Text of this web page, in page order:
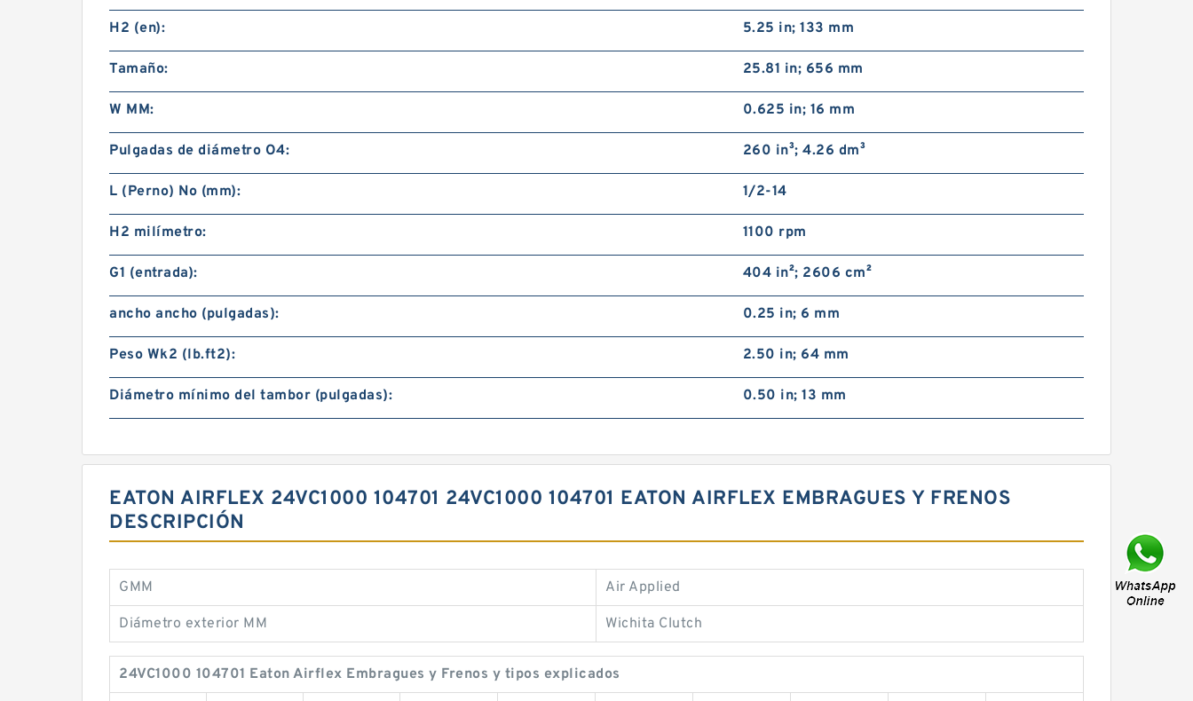
H2 (en): 5.25 in; 133 mm
Tamaño: 25.81 in; 656 mm
W MM: 0.625 in; 16 mm
Pulgadas de diámetro O4: 260 in³; 4.26 dm³
L (Perno) No (mm): 1/2-14
H2 milímetro: 1100 rpm
G1 (entrada): 404 in²; 2606 cm²
ancho ancho (pulgadas): 0.25 in; 6 mm
Peso Wk2 (lb.ft2): 2.50 in; 64 mm
Diámetro mínimo del tambor (pulgadas): 0.50 in; 13 mm
EATON AIRFLEX 24VC1000 104701 24VC1000 104701 EATON AIRFLEX EMBRAGUES Y FRENOS
DESCRIPCIÓN
GMM Air Applied
Diámetro exterior MM Wichita Clutch
24VC1000 104701 Eaton Airflex Embragues y Frenos y tipos explicados